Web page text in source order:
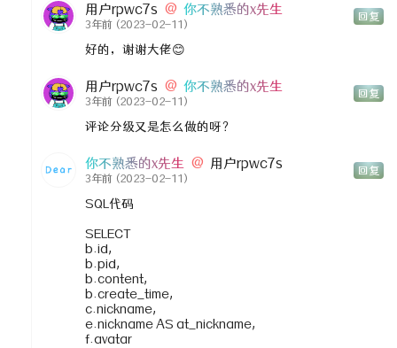
用户rpwc7s @ 你不熟悉的x先生
3年前 (2023-02-11)
回复
好的，谢谢大佬😊
用户rpwc7s @ 你不熟悉的x先生
3年前 (2023-02-11)
回复
评论分级又是怎么做的呀？
你不熟悉的x先生 @ 用户rpwc7s
3年前 (2023-02-11)
回复
SQL代码
SELECT
b.id,
b.pid,
b.content,
b.create_time,
c.nickname,
e.nickname AS at_nickname,
f.avatar